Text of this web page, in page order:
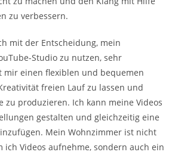
zu verbessern.
mit der Entscheidung, mein
Studio zu nutzen, sehr
mir einen flexiblen und bequemen
freien Lauf zu lassen und
zu produzieren. Ich kann meine Videos
gestalten und gleichzeitig eine
Mein Wohnzimmer ist nicht
ich Videos aufnehme, sondern auch ein